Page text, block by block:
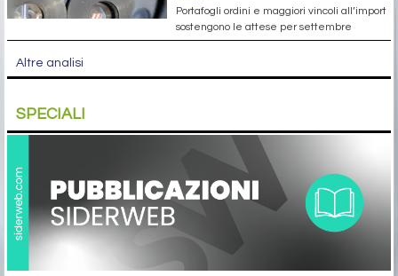
Portafogli ordini e maggiori vincoli all’import
sostengono le attese per settembre
Altre analisi
SPECIALI